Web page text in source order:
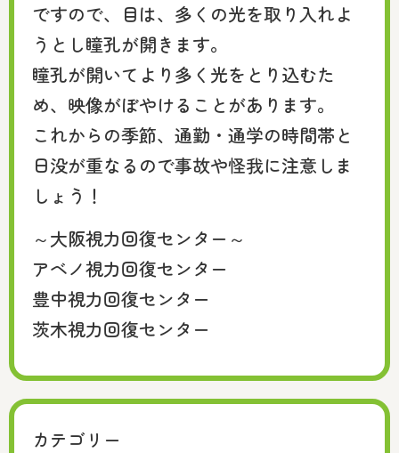
ですので、目は、多くの光を取り入れよ
うとし瞳孔が開きます。
瞳孔が開いてより多く光をとり込むた
め、映像がぼやけることがあります。
これからの季節、通勤・通学の時間帯と
日没が重なるので事故や怪我に注意しま
しょう！
～大阪視力回復センター～
アベノ視力回復センター
豊中視力回復センター
茨木視力回復センター
カテゴリー